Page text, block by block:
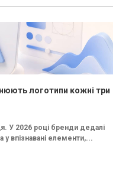
логотипи кожні три
У 2026 році бренди дедалі
у впізнавані елементи,...